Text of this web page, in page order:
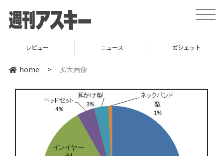
toggle
レビュー ニュース ガジェット
home > 拡大画像